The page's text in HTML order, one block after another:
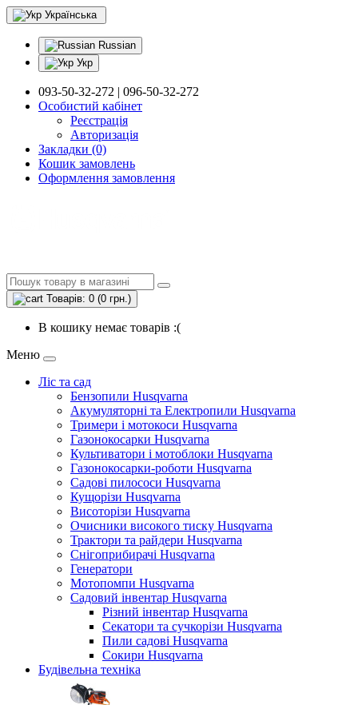
Українська
Russian
Укр
093-50-32-272 | 096-50-32-272
Особистий кабінет
Реєстрація
Авторизація
Закладки (0)
Кошик замовлень
Оформлення замовлення
Товарів: 0 (0 грн.)
В кошику немає товарів :(
Меню
Ліс та сад
Бензопили Husqvarna
Акумуляторні та Електропили Husqvarna
Тримери і мотокоси Husqvarna
Газонокосарки Husqvarna
Культиватори і мотоблоки Husqvarna
Газонокосарки-роботи Husqvarna
Садові пилососи Husqvarna
Кущорізи Husqvarna
Висоторізи Husqvarna
Очисники високого тиску Husqvarna
Трактори та райдери Husqvarna
Снігоприбирачі Husqvarna
Генератори
Мотопомпи Husqvarna
Садовий інвентар Husqvarna
Різний інвентар Husqvarna
Секатори та сучкорізи Husqvarna
Пили садові Husqvarna
Сокири Husqvarna
Будівельна техніка